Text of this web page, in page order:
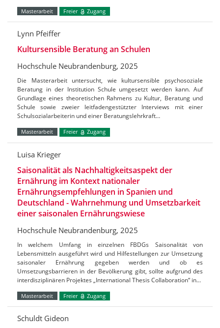
Masterarbeit Freier Zugang
Lynn Pfeiffer
Kultursensible Beratung an Schulen
Hochschule Neubrandenburg, 2025
Die Masterarbeit untersucht, wie kultursensible psychosoziale
Beratung in der Institution Schule umgesetzt werden kann. Auf
Grundlage eines theoretischen Rahmens zu Kultur, Beratung und
Schule sowie zweier leitfadengestützter Interviews mit einer
Schulsozialarbeiterin und einer Beratungslehrkraft…
Masterarbeit Freier Zugang
Luisa Krieger
Saisonalität als Nachhaltigkeitsaspekt der
Ernährung im Kontext nationaler
Ernährungsempfehlungen in Spanien und
Deutschland - Wahrnehmung und Umsetzbarkeit
einer saisonalen Ernährungswiese
Hochschule Neubrandenburg, 2025
In welchem Umfang in einzelnen FBDGs Saisonalität von
Lebensmitteln ausgeführt wird und Hilfestellungen zur Umsetzung
saisonaler Ernährung gegeben werden und ob es
Umsetzungsbarrieren in der Bevölkerung gibt, sollte aufgrund des
interdisziplinären Projektes „International Thesis Collaboration“ in…
Masterarbeit Freier Zugang
Schuldt Gideon